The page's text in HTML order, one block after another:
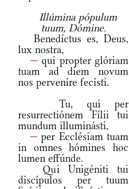
Illúmina pópulum
tuum, Dómine.
Benedíctus es, Deus,
lux nostra,
—qui propter glóriam
tuam ad diem novum
nos perveníre fecísti.
Tu, qui per
resurrectiónem Fílii tui
mundum illuminásti,
— per Ecclésiam tuam
in omnes hómines hoc
lumen effúnde.
Qui Unigéniti tui
discípulos per tuum